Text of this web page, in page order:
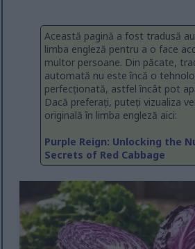
Această pagină a fost tradusă
limba engleză pentru a o face
multor persoane. Din păcate,
automată nu este încă o
perfecționată, astfel încât pot
Dacă preferați, puteți vizualiza
originală în limba engleză aici:
Purple Reign: Unlocking the
Secrets of Red Cabbage